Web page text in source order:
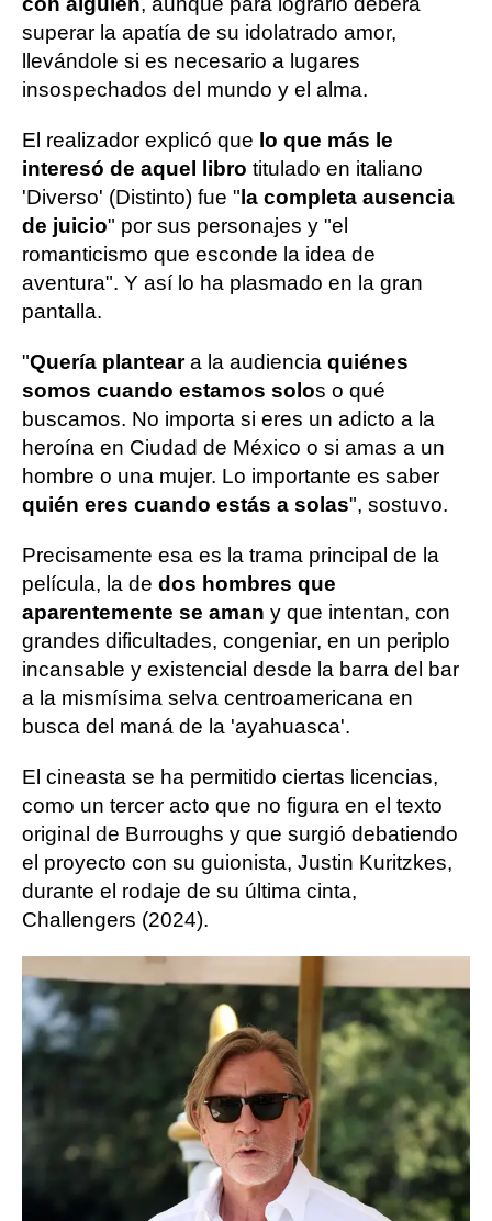
superar la apatía de su idolatrado amor,
llevándole si es necesario a lugares
insospechados del mundo y el alma.
El realizador explicó que lo que más le
interesó de aquel libro titulado en italiano
'Diverso' (Distinto) fue "la completa ausencia
de juicio" por sus personajes y "el
romanticismo que esconde la idea de
aventura". Y así lo ha plasmado en la gran
pantalla.
"Quería planteara la audiencia quiénes
somos cuando estamos solos o qué
buscamos. No importa si eres un adicto a la
heroína en Ciudad de México o si amas a un
hombre o una mujer. Lo importante es saber
quién eres cuando estás a solas", sostuvo.
Precisamente esa es la trama principal de la
película, la de dos hombres que
aparentemente se aman y que intentan, con
grandes dificultades, congeniar, en un periplo
incansable y existencial desde la barra del bar
a la mismísima selva centroamericana en
busca del maná de la 'ayahuasca'.
El cineasta se ha permitido ciertas licencias,
como un tercer acto que no figura en el texto
original de Burroughs y que surgió debatiendo
el proyecto con su guionista, Justin Kuritzkes,
durante el rodaje de su última cinta,
Challengers (2024).